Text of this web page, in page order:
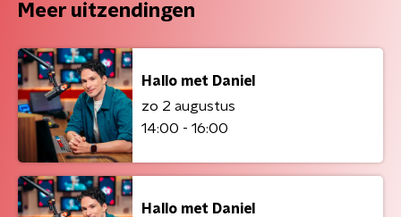
Meer uitzendingen
Hallo met Daniel
zo 2 augustus
14:00 - 16:00
Hallo met Daniel